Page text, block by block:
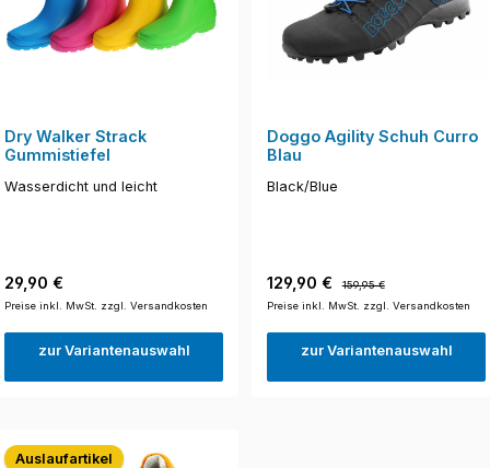
Dry Walker Strack
Gummistiefel
Wasserdicht und leicht
Regulärer Preis:
29,90 €
Preise inkl. MwSt. zzgl. Versandkosten
zur Variantenauswahl
Doggo Agility Schuh Curro
Blau
Black/Blue
Verkaufspreis:
129,90 € Regulärer Preis:
159,95 €
Preise inkl. MwSt. zzgl. Versandkosten
zur Variantenauswahl
Auslaufartikel